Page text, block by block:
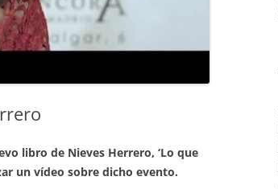
libro de Nieves Herrero, ‘Lo que
un vídeo sobre dicho evento.